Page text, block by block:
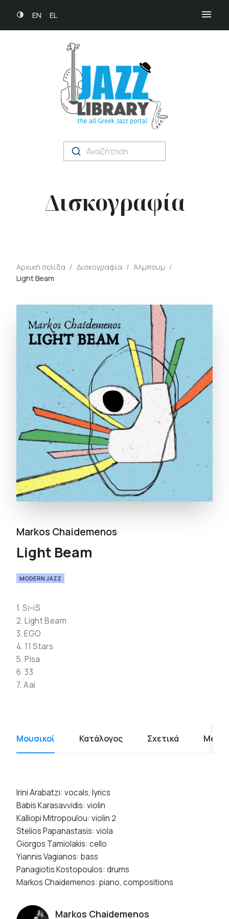
EN EL
Αναζήτηση
Δισκογραφία
Αρχική σελίδα / Δισκογραφία / Άλμπουμ /
Light Beam
Markos Chaidemenos
Light Beam
MODERN JAZZ
1. Si-iS
2. Light Beam
3. EGO
4. 11 Stars
5. Pisa
6. 33
7. Aai
Μουσικοί Κατάλογος Σχετικά Media
Irini Arabatzi: vocals, lyrics
Babis Karasavvidis: violin
Kalliopi Mitropoulou: violin 2
Stelios Papanastasis: viola
Giorgos Tamiolakis: cello
Yiannis Vagianos: bass
Panagiotis Kostopoulos: drums
Markos Chaidemenos: piano, compositions
Markos Chaidemenos